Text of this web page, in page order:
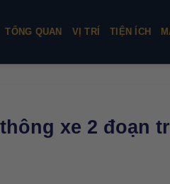
TỔNG QUAN VỊ TRÍ TIỆN ÍCH
xe 2 đoạn